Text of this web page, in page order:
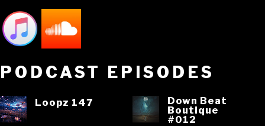
PODCAST EPISODES
Loopz 147
Down Beat
Boutique
#012